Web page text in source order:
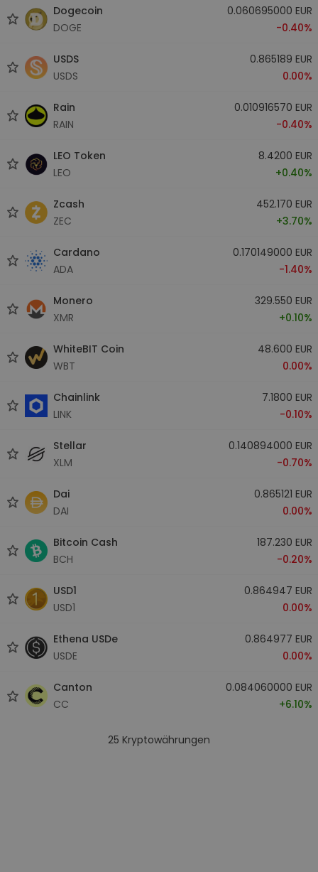
Dogecoin
DOGE
0.060695000 EUR
-0.40%
USDS
USDS
0.865189 EUR
0.00%
Rain
RAIN
0.010916570 EUR
-0.40%
LEO Token
LEO
8.4200 EUR
+0.40%
Zcash
ZEC
452.170 EUR
+3.70%
Cardano
ADA
0.170149000 EUR
-1.40%
Monero
XMR
329.550 EUR
+0.10%
WhiteBIT Coin
WBT
48.600 EUR
0.00%
Chainlink
LINK
7.1800 EUR
-0.10%
Stellar
XLM
0.140894000 EUR
-0.70%
Dai
DAI
0.865121 EUR
0.00%
Bitcoin Cash
BCH
187.230 EUR
-0.20%
USD1
USD1
0.864947 EUR
0.00%
Ethena USDe
USDE
0.864977 EUR
0.00%
Canton
CC
0.084060000 EUR
+6.10%
25 Kryptowährungen